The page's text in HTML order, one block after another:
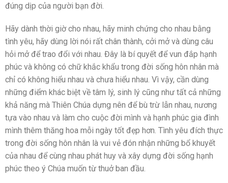
đúng dịp của người bạn đời.
Hãy dành thời giờ cho nhau, hãy minh chứng cho nhau bằng
tình yêu, hãy dùng lời nói rất chân thành, cởi mở và dùng câu
hỏi mở để trao đổi với nhau. Đây là bí quyết để vun đắp hạnh
phúc và không có chữ khắc khẩu trong đời sống hôn nhân mà
chỉ có không hiểu nhau và chưa hiểu nhau. Vì vậy, cần dùng
những điểm khác biệt về tâm lý, sinh lý cũng như tất cả những
khả năng mà Thiên Chúa dựng nên để bù trừ lẫn nhau, nương
tựa vào nhau và làm cho cuộc đời mình và hạnh phúc gia đình
mình thêm thăng hoa mỗi ngày tốt đẹp hơn. Tình yêu đích thực
trong đời sống hôn nhân là vui vẻ đón nhận những bổ khuyết
của nhau để cùng nhau phát huy và xây dựng đời sống hạnh
phúc theo ý Chúa muốn từ thuở ban đầu.